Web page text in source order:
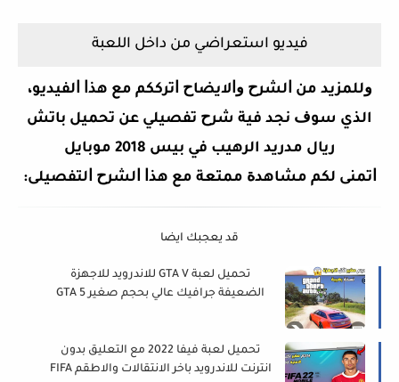
فيديو استعراضي من داخل اللعبة
ﻭﻟﻠﻤﺰﻳﺪ ﻣﻦ ﺍﻟﺸﺮﺡ ﻭﺍﻻﻳﻀﺎﺡ ﺍﺗﺮﻛﻜﻢ ﻣﻊ ﻫﺬﺍ ﺍﻟﻔﻴﺪﻳﻮ،
الذي ﺳﻮﻑ ﻧﺠﺪ ﻓﻴﺔ ﺷﺮﺡ تفصيلي ﻋﻦ تحميل باتش
ريال مدريد الرهيب في بيس 2018 موبايل
ﺍﺗﻤﻨﻰ ﻟﻜﻢ ﻣﺸﺎﻫﺪﺓ ﻣﻤﺘﻌﺔ ﻣﻊ ﻫﺬﺍ ﺍﻟﺸﺮﺡ ﺍﻟﺘﻔﺼﻴﻠﻰ:
قد يعجبك ايضا
تحميل لعبة GTA V للاندرويد للاجهزة
الضعيفة جرافيك عالي بحجم صغير GTA 5
تحميل لعبة فيفا 2022 مع التعليق بدون
انترنت للاندرويد باخر الانتقالات والاطقم FIFA